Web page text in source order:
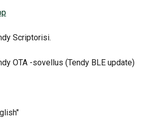
Scriptorisi.
OTA -sovellus (Tendy BLE update)